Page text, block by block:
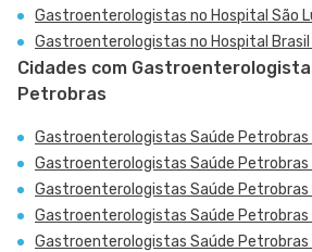
Gastroenterologistas no Hospital São
Gastroenterologistas no Hospital Brasil
Cidades com
Petrobras
Gastroenterologistas Saúde Petrobras
Gastroenterologistas Saúde Petrobras
Gastroenterologistas Saúde Petrobras
Gastroenterologistas Saúde Petrobras
Gastroenterologistas Saúde Petrobras